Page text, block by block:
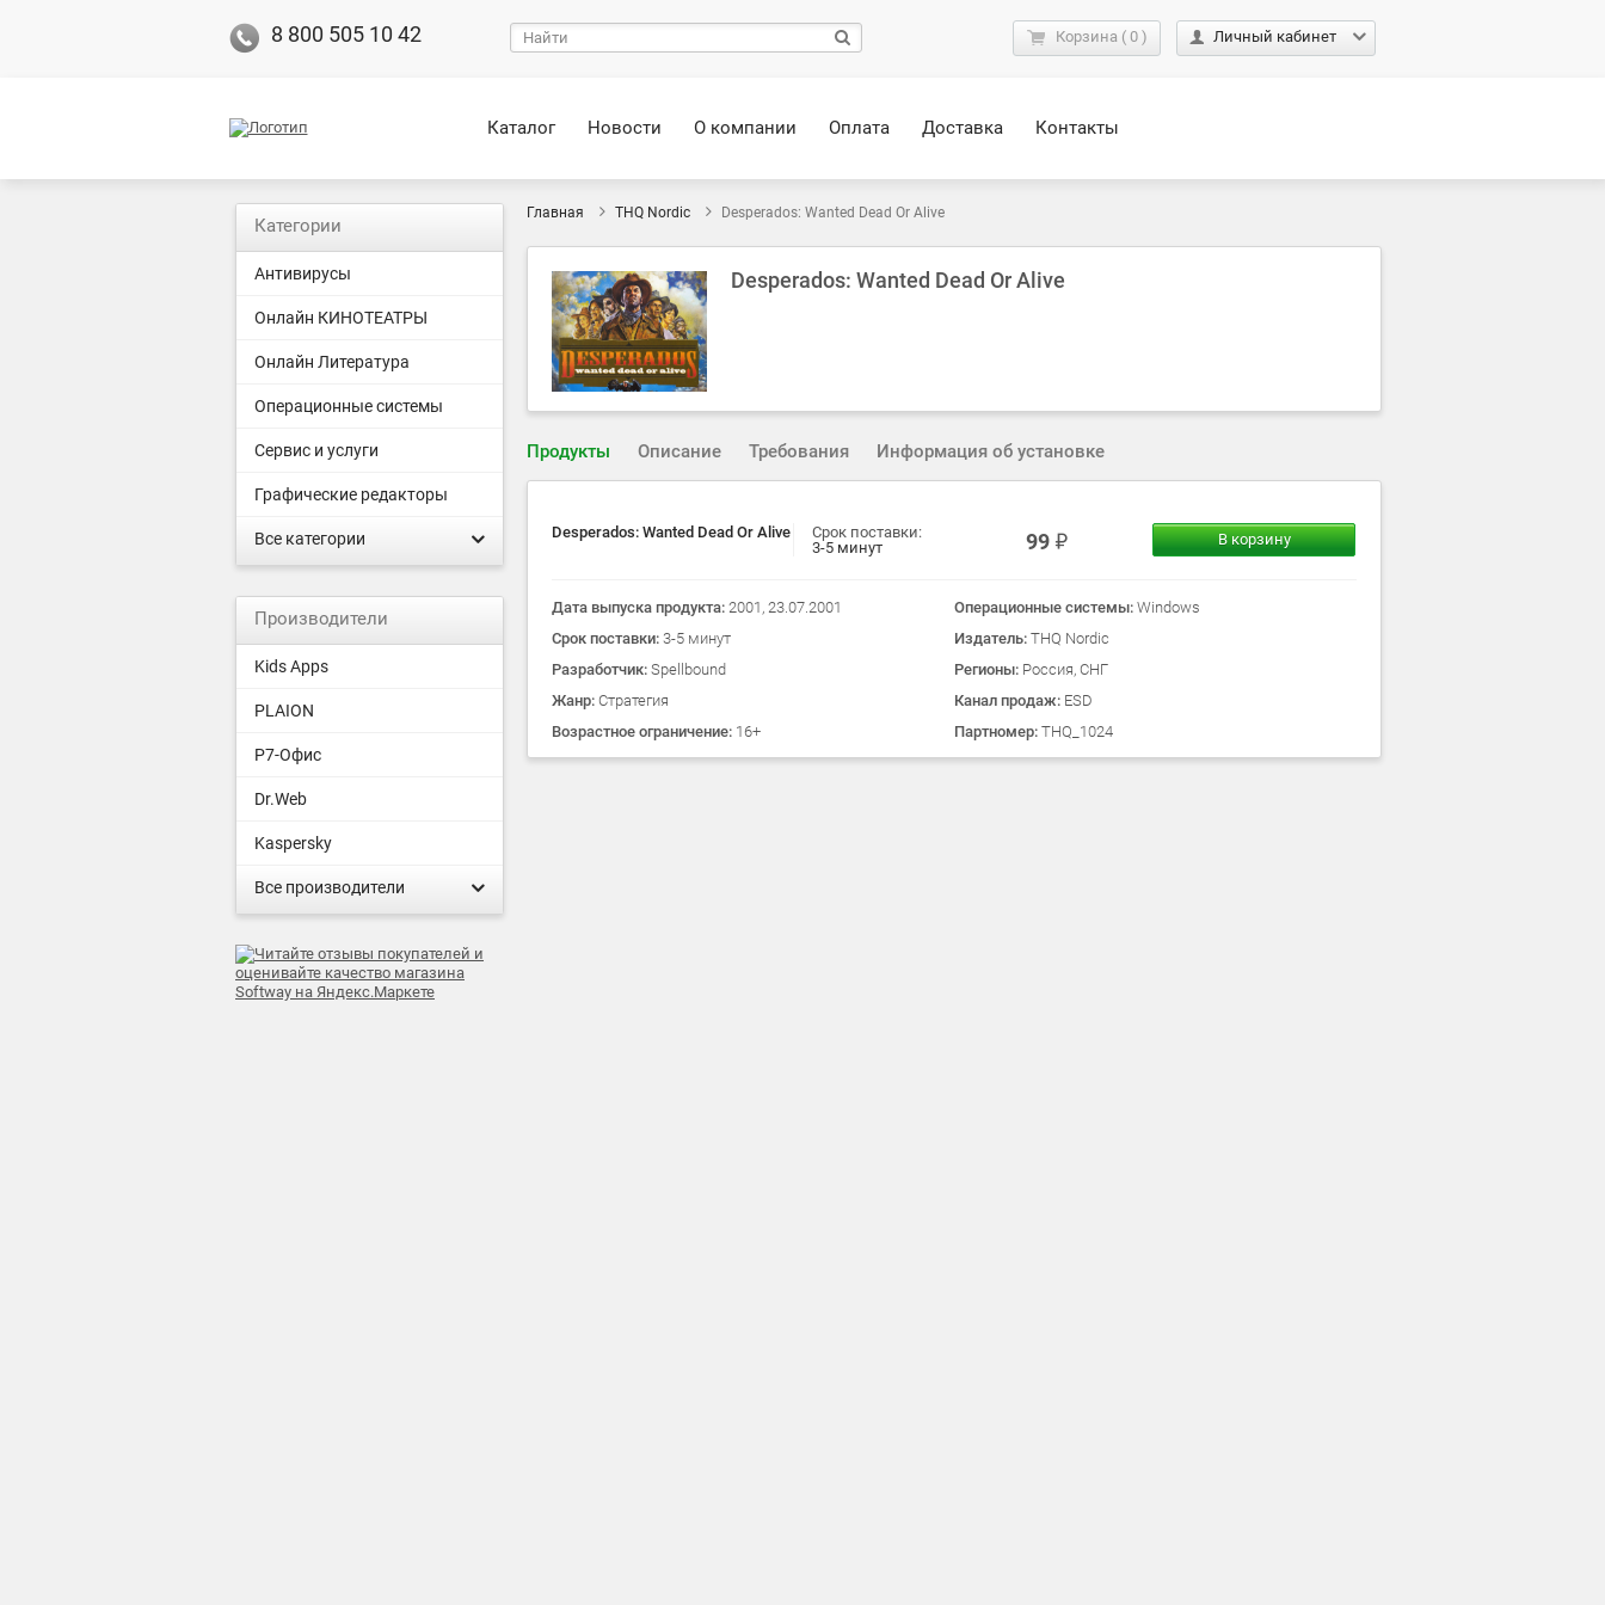
8 800 505 10 42 Корзина ( 0 ) Личный кабинет
Каталог Новости О компании Оплата Доставка Контакты
Главная THQ Nordic Desperados: Wanted Dead Or Alive
Desperados: Wanted Dead Or Alive
Продукты Описание Требования Информация об установке
Desperados: Wanted Dead Or Alive
Срок поставки:
3-5 минут
99 В корзину
Дата выпуска продукта: 2001, 23.07.2001 Операционные системы: Windows
Срок поставки: 3-5 минут Издатель: THQ Nordic
Разработчик: Spellbound Регионы: Россия, СНГ
Жанр: Стратегия Канал продаж: ESD
Возрастное ограничение: 16+ Партномер: THQ_1024
Категории
Антивирусы
Онлайн КИНОТЕАТРЫ
Онлайн Литература
Операционные системы
Сервис и услуги
Графические редакторы
Все категории
Производители
Kids Apps
PLAION
Р7-Офис
Dr.Web
Kaspersky
Все производители